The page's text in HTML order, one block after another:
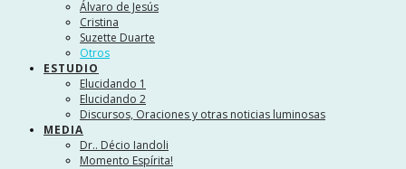
Álvaro de Jesús
Cristina
Suzette Duarte
Otros
ESTUDIO
Elucidando 1
Elucidando 2
Discursos, Oraciones y otras noticias luminosas
MEDIA
Dr.. Décio Iandoli
Momento Espírita!